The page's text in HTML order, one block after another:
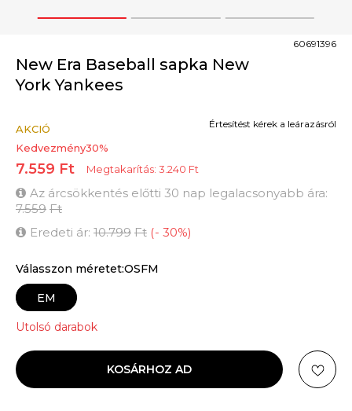
1 2 3
New Era Baseball sapka New
York Yankees
60691396
AKCIÓ
Kedvezmény30%
7.559 Ft Megtakarítás: 3.240 Ft
Az árcsökkentés előtti 30 nap legalacsonyabb ára:
7.559 Ft
Eredeti ár: 10.799 Ft (- 30%)
Értesítést kérek a leárazásról
Válasszon méretet:OSFM
EM
Utolsó darabok
KOSÁRHOZ AD